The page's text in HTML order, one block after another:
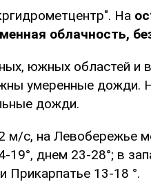
На
облачность,
южных областей и
умеренные дожди.
дожди.
м/с, на Левобережье
19°, днем 23-28°; в
Прикарпатье 13-18 °.